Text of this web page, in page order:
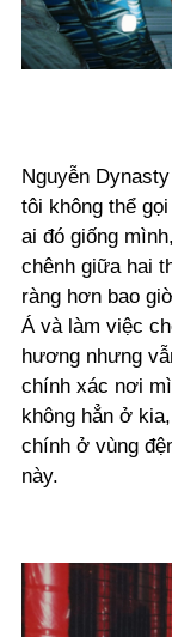
Nguyễn
tôi không thể
ai đó giống
chênh giữa hai
ràng hơn bao
Á và làm việc
hương nhưng
chính xác nơi
không hẳn ở
chính ở vùng
này.